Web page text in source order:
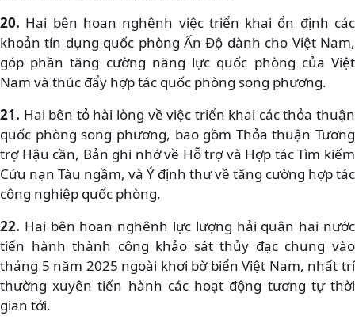
20. Hai bên hoan nghênh việc triển khai ổn định các
khoản tín dụng quốc phòng Ấn Độ dành cho Việt Nam,
góp phần tăng cường năng lực quốc phòng của Việt
Nam và thúc đẩy hợp tác quốc phòng song phương.
21. Hai bên tỏ hài lòng về việc triển khai các thỏa thuận
quốc phòng song phương, bao gồm Thỏa thuận Tương
trợ Hậu cần, Bản ghi nhớ về Hỗ trợ và Hợp tác Tìm kiếm
Cứu nạn Tàu ngầm, và Ý định thư về tăng cường hợp tác
công nghiệp quốc phòng.
22. Hai bên hoan nghênh lực lượng hải quân hai nước
tiến hành thành công khảo sát thủy đạc chung vào
tháng 5 năm 2025 ngoài khơi bờ biển Việt Nam, nhất trí
thường xuyên tiến hành các hoạt động tương tự thời
gian tới.